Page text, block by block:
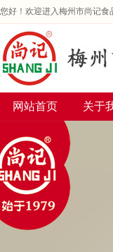
您好！欢迎进入梅州市尚记食
网站首页 关于